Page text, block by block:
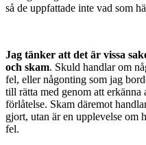
så de uppfattade inte vad som
Jag tänker att det är vissa
och skam. Skuld handlar om
fel, eller någonting som jag
till rätta med genom att
förlåtelse. Skam däremot
gjort, utan är en upplevelse om
fel.